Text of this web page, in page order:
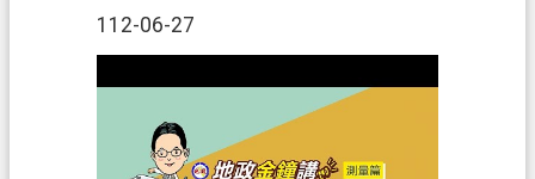
112-06-27
發紙本權狀外，也可取得電子產權
風險，安全、快速又方便!該影片由
桃園市政府地政局轉載提供,非經同
意勿重製若有相關問題，可洽地政